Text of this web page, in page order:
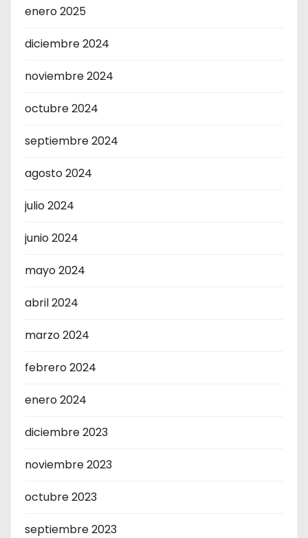
enero 2025
diciembre 2024
noviembre 2024
octubre 2024
septiembre 2024
agosto 2024
julio 2024
junio 2024
mayo 2024
abril 2024
marzo 2024
febrero 2024
enero 2024
diciembre 2023
noviembre 2023
octubre 2023
septiembre 2023